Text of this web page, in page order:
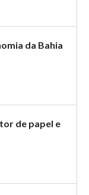
da Bahia
de papel e